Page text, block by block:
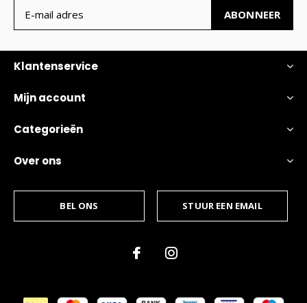
ABONNEER
Klantenservice
Mijn account
Categorieën
Over ons
BEL ONS STUUR EEN EMAIL